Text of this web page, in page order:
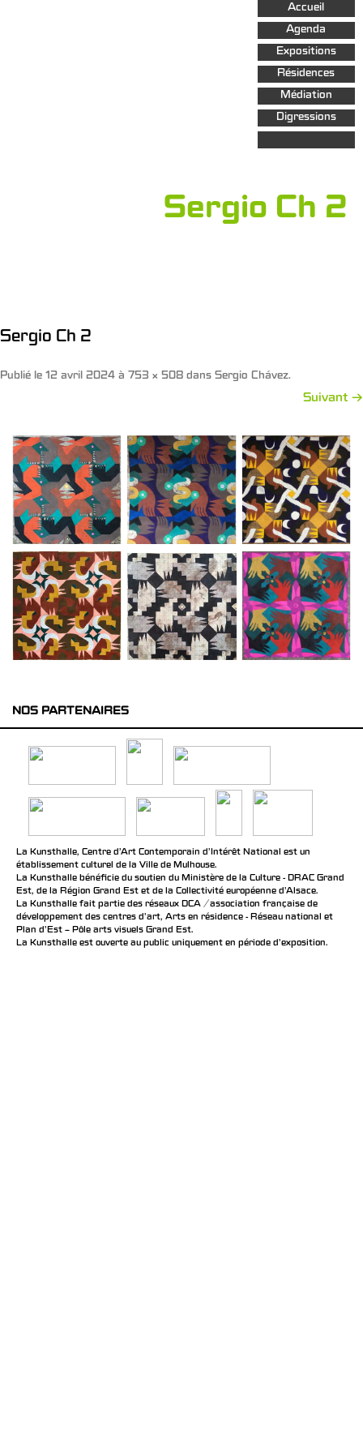
Aller au
contenu
principal
Accueil
Agenda
Expositions
Résidences
Médiation
Digressions
Sergio Ch 2
Sergio Ch 2
Publié le 12 avril 2024 à 753 × 508 dans Sergio Chávez.
Suivant →
NOS PARTENAIRES
La Kunsthalle, Centre d’Art Contemporain d’Intérêt National est un
établissement culturel de la Ville de Mulhouse.
La Kunsthalle bénéficie du soutien du Ministère de la Culture - DRAC Grand
Est, de la Région Grand Est et de la Collectivité européenne d’Alsace.
La Kunsthalle fait partie des réseaux DCA / association française de
développement des centres d'art, Arts en résidence - Réseau national et
Plan d’Est – Pôle arts visuels Grand Est.
La Kunsthalle est ouverte au public uniquement en période d'exposition.